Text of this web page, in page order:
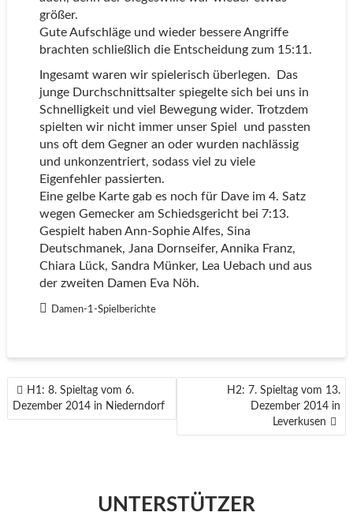
größer.
Gute Aufschläge und wieder bessere Angriffe
brachten schließlich die Entscheidung zum 15:11.
Ingesamt waren wir spielerisch überlegen. Das
junge Durchschnittsalter spiegelte sich bei uns in
Schnelligkeit und viel Bewegung wider. Trotzdem
spielten wir nicht immer unser Spiel und passten
uns oft dem Gegner an oder wurden nachlässig
und unkonzentriert, sodass viel zu viele
Eigenfehler passierten.
Eine gelbe Karte gab es noch für Dave im 4. Satz
wegen Gemecker am Schiedsgericht bei 7:13.
Gespielt haben Ann-Sophie Alfes, Sina
Deutschmanek, Jana Dornseifer, Annika Franz,
Chiara Lück, Sandra Münker, Lea Uebach und aus
der zweiten Damen Eva Nöh.
Damen-1-Spielberichte
BEITRAGSNAVIGATION
H1: 8. Spieltag vom 6.
Dezember 2014 in Niederndorf
H2: 7. Spieltag vom 13.
Dezember 2014 in
Leverkusen
UNTERSTÜTZER